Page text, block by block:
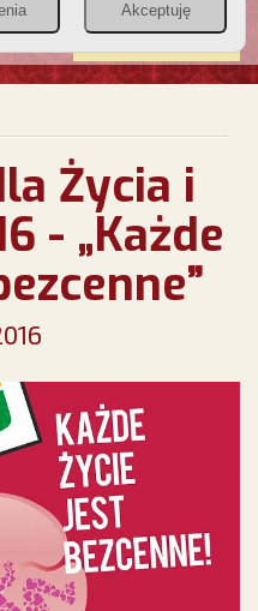
WESPRZYJ
NAS
Życia i
- „Każde
Akceptuję